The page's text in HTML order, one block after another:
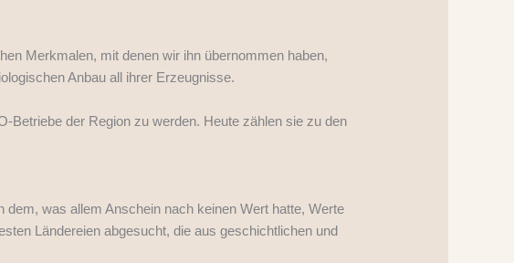
Merkmalen, mit denen wir ihn übernommen haben,
Anbau all ihrer Erzeugnisse.
Betriebe der Region zu werden. Heute zählen sie zu den
was allem Anschein nach keinen Wert hatte, Werte
Ländereien abgesucht, die aus geschichtlichen und